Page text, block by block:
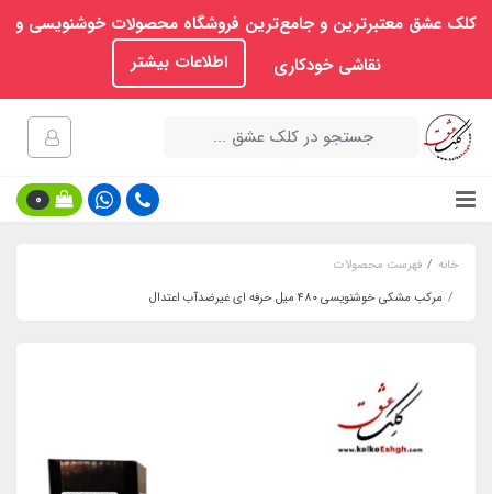
کلک عشق معتبرترین و جامع‌ترین فروشگاه محصولات خوشنویسی و
نقاشی خودکاری
اطلاعات بیشتر
0
خانه
فهرست محصولات
مرکب مشکی خوشنویسی ۴۸۰ میل حرفه ای غیرضدآب اعتدال